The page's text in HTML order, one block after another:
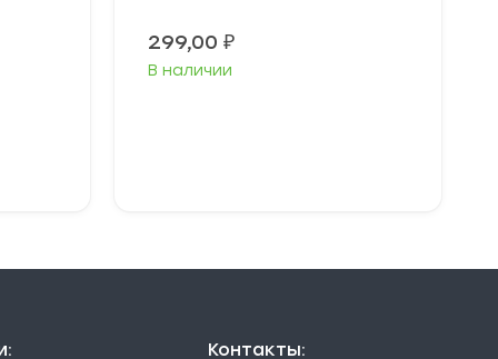
299,00 ₽
В наличии
Контакты: